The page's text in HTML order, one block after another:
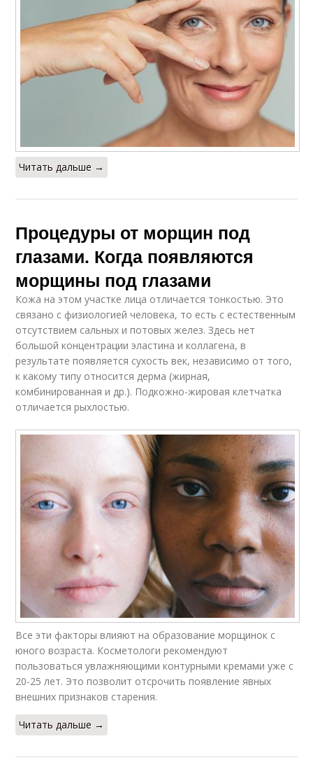
Читать дальше →
Процедуры от морщин под
глазами. Когда появляются
морщины под глазами
Кожа на этом участке лица отличается тонкостью. Это
связано с физиологией человека, то есть с естественным
отсутствием сальных и потовых желез. Здесь нет
большой концентрации эластина и коллагена, в
результате появляется сухость век, независимо от того,
к какому типу относится дерма (жирная,
комбинированная и др.). Подкожно-жировая клетчатка
отличается рыхлостью.
Все эти факторы влияют на образование морщинок с
юного возраста. Косметологи рекомендуют
пользоваться увлажняющими контурными кремами уже с
20-25 лет. Это позволит отсрочить появление явных
внешних признаков старения.
Читать дальше →